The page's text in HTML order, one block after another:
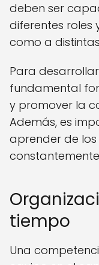
deben ser
diferentes roles
como a
Para
fundamental
y promover la
Además, es
aprender de
tiempo
Una